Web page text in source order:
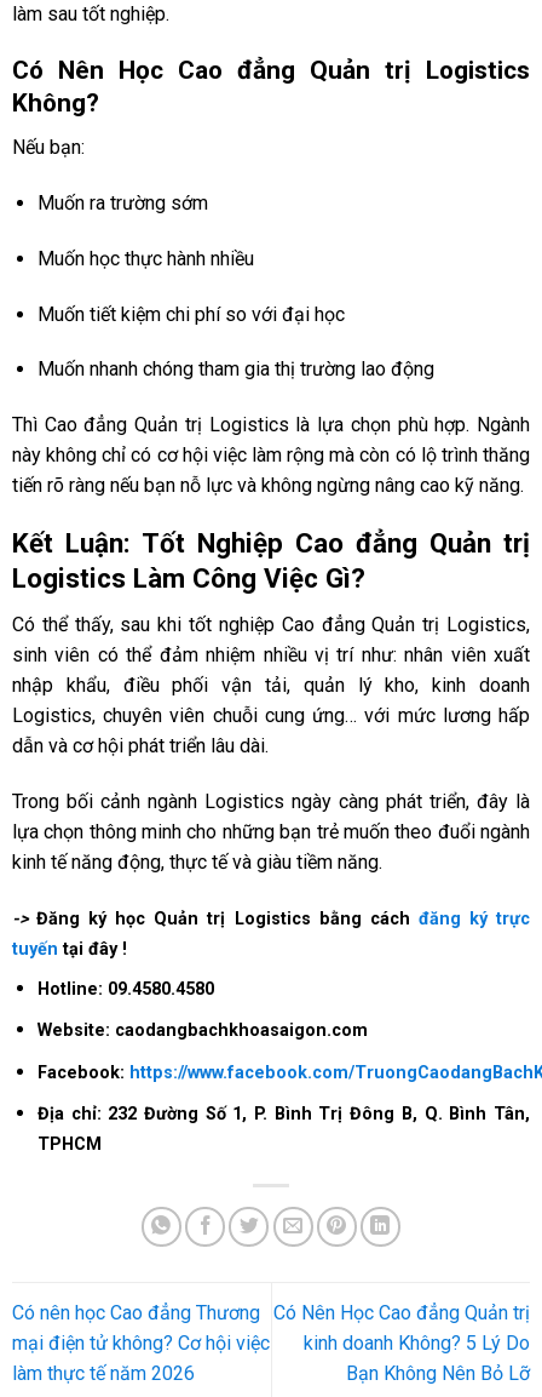
làm sau tốt nghiệp.
Có Nên Học Cao đẳng Quản trị Logistics
Không?
Nếu bạn:
Muốn ra trường sớm
Muốn học thực hành nhiều
Muốn tiết kiệm chi phí so với đại học
Muốn nhanh chóng tham gia thị trường lao động
Thì Cao đẳng Quản trị Logistics là lựa chọn phù hợp. Ngành
này không chỉ có cơ hội việc làm rộng mà còn có lộ trình thăng
tiến rõ ràng nếu bạn nỗ lực và không ngừng nâng cao kỹ năng.
Kết Luận: Tốt Nghiệp Cao đẳng Quản trị
Logistics Làm Công Việc Gì?
Có thể thấy, sau khi tốt nghiệp Cao đẳng Quản trị Logistics,
sinh viên có thể đảm nhiệm nhiều vị trí như: nhân viên xuất
nhập khẩu, điều phối vận tải, quản lý kho, kinh doanh
Logistics, chuyên viên chuỗi cung ứng… với mức lương hấp
dẫn và cơ hội phát triển lâu dài.
Trong bối cảnh ngành Logistics ngày càng phát triển, đây là
lựa chọn thông minh cho những bạn trẻ muốn theo đuổi ngành
kinh tế năng động, thực tế và giàu tiềm năng.
->Đăng ký học Quản trị Logistics bằng cách đăng ký trực
tuyến tại đây !
Hotline: 09.4580.4580
Website: caodangbachkhoasaigon.com
Facebook: https://www.facebook.com/
Địa chỉ: 232 Đường Số 1, P. Bình Trị Đông B, Q. Bình Tân,
TPHCM
Có nên học Cao đẳng Thương
mại điện tử không? Cơ hội việc
làm thực tế năm 2026
Có Nên Học Cao đẳng Quản trị
kinh doanh Không? 5 Lý Do
Bạn Không Nên Bỏ Lỡ